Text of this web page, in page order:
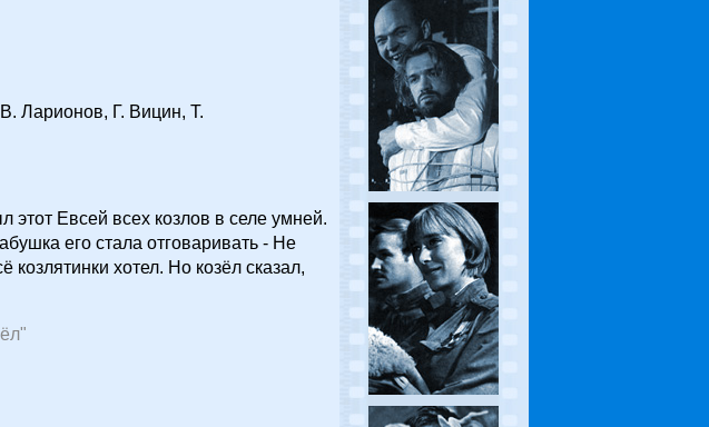
Ларионов, Г. Вицин, Т.
Евсей всех козлов в селе умней.
его стала отговаривать - Не
козлятинки хотел. Но козёл сказал,